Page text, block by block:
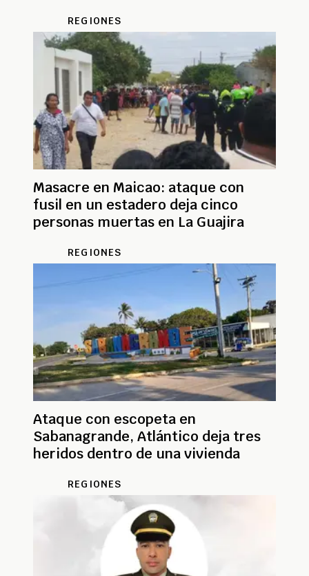
REGIONES
Masacre en Maicao: ataque con
fusil en un estadero deja cinco
personas muertas en La Guajira
REGIONES
Ataque con escopeta en
Sabanagrande, Atlántico deja tres
heridos dentro de una vivienda
REGIONES